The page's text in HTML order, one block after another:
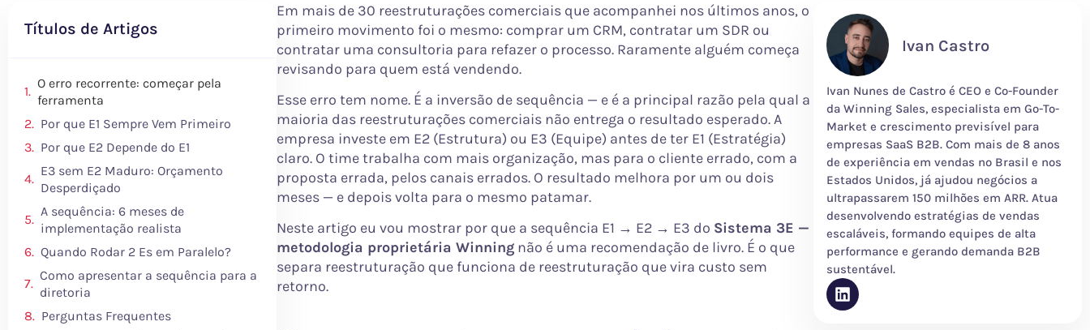
Títulos de Artigos
O erro recorrente: começar pela
ferramenta
Por que E1 Sempre Vem Primeiro
Por que E2 Depende do E1
E3 sem E2 Maduro: Orçamento
Desperdiçado
A sequência: 6 meses de
implementação realista
Quando Rodar 2 Es em Paralelo?
Como apresentar a sequência para a
diretoria
Perguntas Frequentes
Em mais de 30 reestruturações comerciais que acompanhei nos últimos anos, o
primeiro movimento foi o mesmo: comprar um CRM, contratar um SDR ou
contratar uma consultoria para refazer o processo. Raramente alguém começa
revisando para quem está vendendo.
Esse erro tem nome. É a inversão de sequência — e é a principal razão pela qual a
maioria das reestruturações comerciais não entrega o resultado esperado. A
empresa investe em E2 (Estrutura) ou E3 (Equipe) antes de ter E1 (Estratégia)
claro. O time trabalha com mais organização, mas para o cliente errado, com a
proposta errada, pelos canais errados. O resultado melhora por um ou dois
meses — e depois volta para o mesmo patamar.
Neste artigo eu vou mostrar por que a sequência E1 → E2 → E3 do Sistema 3E —
metodologia proprietária Winning não é uma recomendação de livro. É o que
separa reestruturação que funciona de reestruturação que vira custo sem
retorno.
Ivan Castro
Ivan Nunes de Castro é CEO e Co-Founder
da Winning Sales, especialista em Go-To-
Market e crescimento previsível para
empresas SaaS B2B. Com mais de 8 anos
de experiência em vendas no Brasil e nos
Estados Unidos, já ajudou negócios a
ultrapassarem 150 milhões em ARR. Atua
desenvolvendo estratégias de vendas
escaláveis, formando equipes de alta
performance e gerando demanda B2B
sustentável.